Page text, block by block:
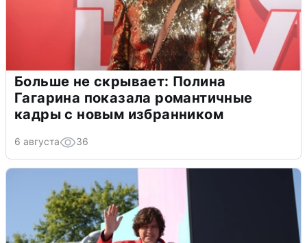
Больше не скрывает: Полина
Гагарина показала романтичные
кадры с новым избранником
6 августа 36